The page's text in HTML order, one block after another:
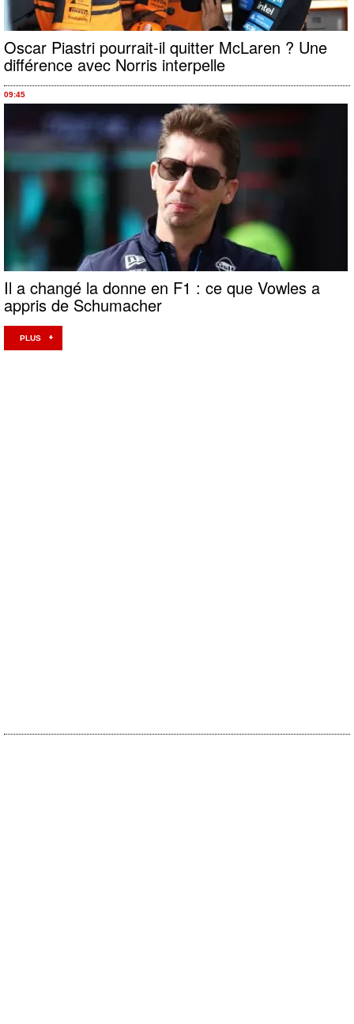
Oscar Piastri pourrait-il quitter McLaren ? Une
différence avec Norris interpelle
09:45
Il a changé la donne en F1 : ce que Vowles a
appris de Schumacher
PLUS